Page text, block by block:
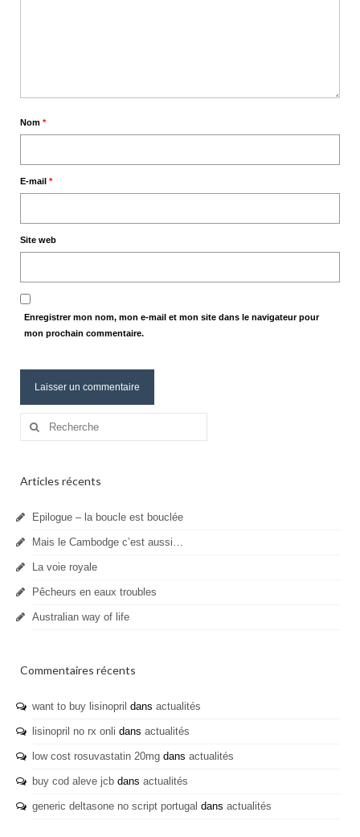
Nom *
E-mail *
Site web
Enregistrer mon nom, mon e-mail et mon site dans le navigateur pour
mon prochain commentaire.
Articles récents
Epilogue – la boucle est bouclée
Mais le Cambodge c’est aussi…
La voie royale
Pêcheurs en eaux troubles
Australian way of life
Commentaires récents
want to buy lisinopril dans actualités
lisinopril no rx onli dans actualités
low cost rosuvastatin 20mg dans actualités
buy cod aleve jcb dans actualités
generic deltasone no script portugal dans actualités